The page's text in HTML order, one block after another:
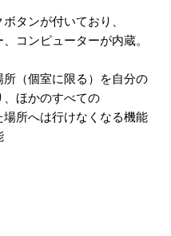
タンが付いており、
ピューターが内蔵。
（個室に限る）を自分の
ほかのすべての
所へは行けなくなる機能